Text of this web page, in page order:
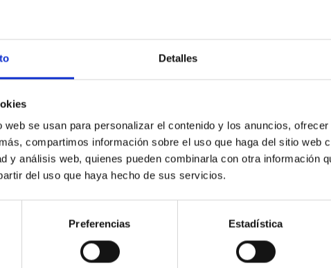
Detalles
web se usan para personalizar el contenido y los anuncios,
compartimos información sobre el uso que haga del sitio web
y análisis web, quienes pueden combinarla con otra información
del uso que haya hecho de sus servicios.
Preferencias Estadística